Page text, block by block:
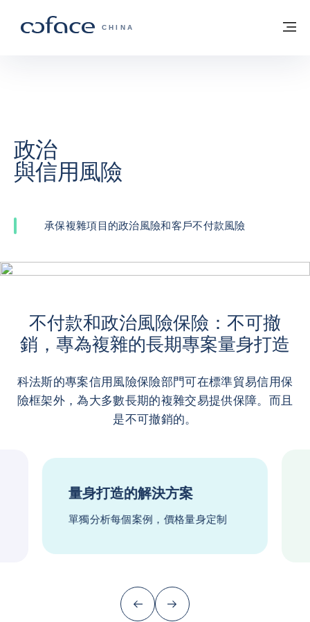
科法斯：攜手共創安全貿易 - 首頁
CHINA
返回首頁
政治
與信用風險
承保複雜項目的政治風險和客戶不付款風險
不付款和政治風險保險：不可撤
銷，專為複雜的長期專案量身打造
科法斯的專案信用風險保險部門可在標準貿易信用保
險框架外，為大多數長期的複雜交易提供保障。而且
是不可撤銷的。
量身打造的解決方案
單獨分析每個案例，價格量身定制
前一頁 (回到最後一項)
下一頁